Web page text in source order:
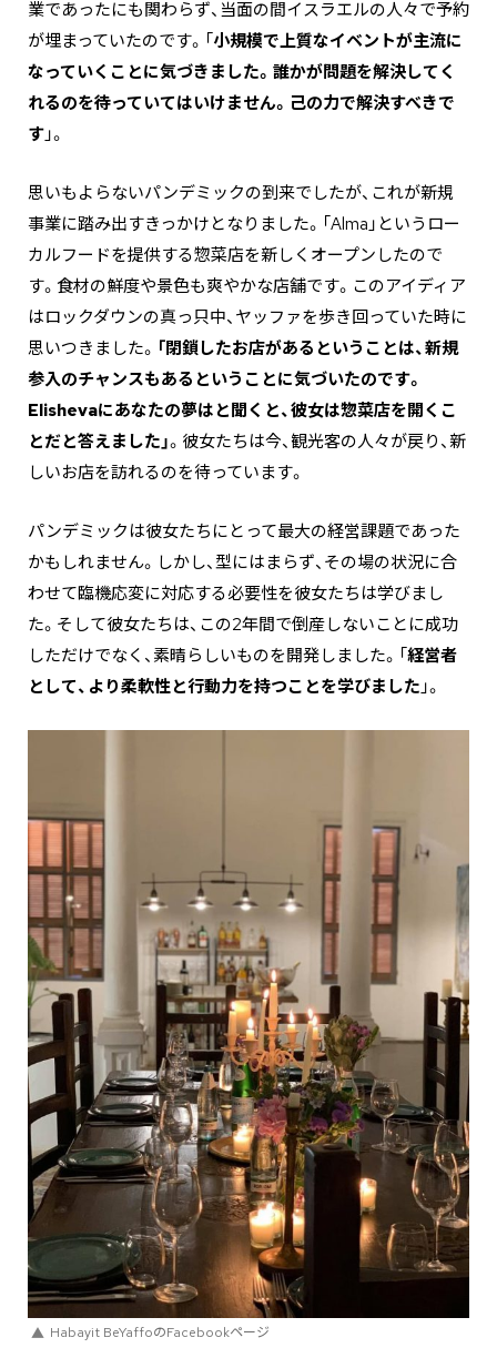
業であったにも関わらず、当面の間イスラエルの人々で予約
が埋まっていたのです。「小規模で上質なイベントが主流に
なっていくことに気づきました。誰かが問題を解決してく
れるのを待っていてはいけません。己の力で解決すべきで
す 」。
思いもよらないパンデミックの到来でしたが、これが新規
事業に踏み出すきっかけとなりました。「Alma」というロー
カルフードを提供する惣菜店を新しくオープンしたので
す。食材の鮮度や景色も爽やかな店舗です。このアイディア
はロックダウンの真っ只中、ヤッファを歩き回っていた時に
思いつきました。 「閉鎖したお店があるということは、新規
参入のチャンスもあるということに気づいたのです。
Elishevaにあなたの夢はと聞くと、彼女は惣菜店を開くこ
とだと答えました」。彼女たちは今、観光客の人々が戻り、新
しいお店を訪れるのを待っています。
パンデミックは彼女たちにとって最大の経営課題であった
かもしれません。しかし、型にはまらず、その場の状況に合
わせて臨機応変に対応する必要性を彼女たちは学びまし
た。そして彼女たちは、この2年間で倒産しないことに成功
しただけでなく、素晴らしいものを開発しました。「経営者
として、より柔軟性と行動力を持つことを学びました 」。
Habayit BeYaffoのFacebookページ